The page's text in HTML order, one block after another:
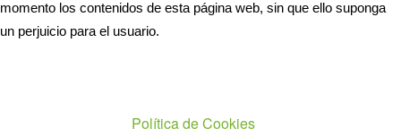
momento los contenidos de esta página web, sin que ello suponga
un perjuicio para el usuario.
Política de Cookies